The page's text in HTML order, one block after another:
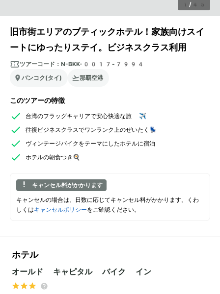
1 / 45
旧市街エリアのブティックホテル！家族向けスイ
ートにゆったりステイ。ビジネスクラス利用
ツアーコード： N-BKK-0017-7994
バンコク(タイ)
那覇空港
このツアーの特徴
台湾のフラッグキャリアで安心快適な旅 ✈️
往復ビジネスクラスでワンランク上のぜいたく💺
ヴィンテージバイクをテーマにしたホテルに宿泊
ホテルの朝食つき🍳
キャンセル料がかかります
キャンセルの場合は、日数に応じてキャンセル料がかかります。くわ
しくはキャンセルポリシーをご確認ください。
ホテル
オールド キャピタル バイク イン